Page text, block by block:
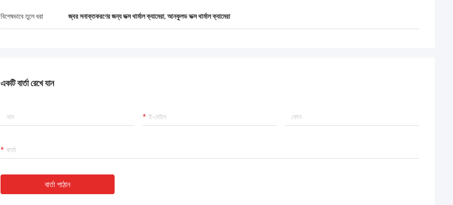
বিশেষভাবে তুলে ধরা জ্বর সনাক্তকরণের জন্য ভক্স থার্মাল ক্যামেরা, আনকুলড ভক্স থার্মাল ক্যামেরা
একটি বার্তা রেখে যান
বার্তা পাঠান